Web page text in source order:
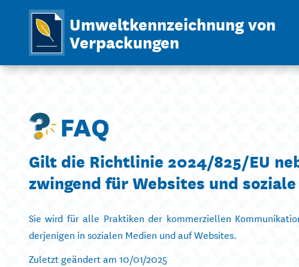
Umweltkennzeichnung von
Verpackungen
FAQ
Gilt die Richtlinie 2024/825/EU
zwingend für Websites und
Sie wird für alle Praktiken der kommerziellen
derjenigen in sozialen Medien und auf Websites.
Zuletzt geändert am 10/01/2025